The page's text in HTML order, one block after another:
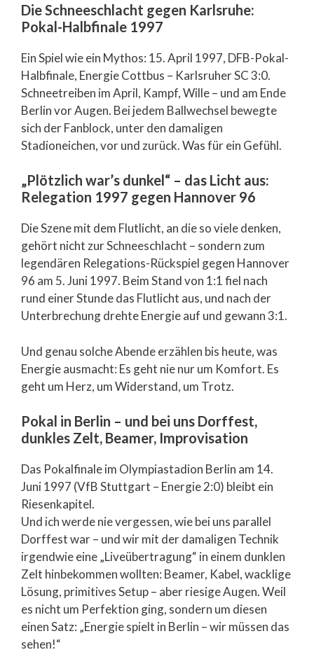
Die Schneeschlacht gegen Karlsruhe:
Pokal-Halbfinale 1997
Ein Spiel wie ein Mythos: 15. April 1997, DFB-Pokal-
Halbfinale, Energie Cottbus – Karlsruher SC 3:0.
Schneetreiben im April, Kampf, Wille – und am Ende
Berlin vor Augen. Bei jedem Ballwechsel bewegte
sich der Fanblock, unter den damaligen
Stadioneichen, vor und zurück. Was für ein Gefühl.
„Plötzlich war’s dunkel“ – das Licht aus:
Relegation 1997 gegen Hannover 96
Die Szene mit dem Flutlicht, an die so viele denken,
gehört nicht zur Schneeschlacht – sondern zum
legendären Relegations-Rückspiel gegen Hannover
96 am 5. Juni 1997. Beim Stand von 1:1 fiel nach
rund einer Stunde das Flutlicht aus, und nach der
Unterbrechung drehte Energie auf und gewann 3:1.
Und genau solche Abende erzählen bis heute, was
Energie ausmacht: Es geht nie nur um Komfort. Es
geht um Herz, um Widerstand, um Trotz.
Pokal in Berlin – und bei uns Dorffest,
dunkles Zelt, Beamer, Improvisation
Das Pokalfinale im Olympiastadion Berlin am 14.
Juni 1997 (VfB Stuttgart – Energie 2:0) bleibt ein
Riesenkapitel.
Und ich werde nie vergessen, wie bei uns parallel
Dorffest war – und wir mit der damaligen Technik
irgendwie eine „Liveübertragung“ in einem dunklen
Zelt hinbekommen wollten: Beamer, Kabel, wacklige
Lösung, primitives Setup – aber riesige Augen. Weil
es nicht um Perfektion ging, sondern um diesen
einen Satz: „Energie spielt in Berlin – wir müssen das
sehen!“